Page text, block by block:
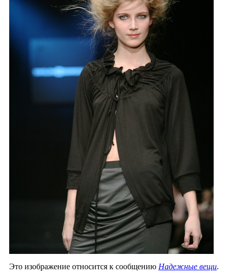
Это изображение относится к сообщению Надежные вещи.